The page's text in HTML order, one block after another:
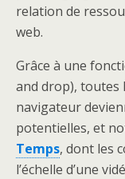
relation de
web.
Grâce à une
and drop), toutes
navigateur
potentielles, et
Temps, dont les
l’échelle d’une